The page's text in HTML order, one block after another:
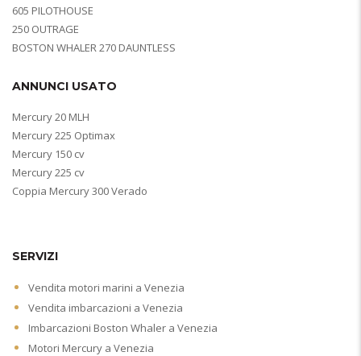
605 PILOTHOUSE
250 OUTRAGE
BOSTON WHALER 270 DAUNTLESS
ANNUNCI USATO
Mercury 20 MLH
Mercury 225 Optimax
Mercury 150 cv
Mercury 225 cv
Coppia Mercury 300 Verado
SERVIZI
Vendita motori marini a Venezia
Vendita imbarcazioni a Venezia
Imbarcazioni Boston Whaler a Venezia
Motori Mercury a Venezia